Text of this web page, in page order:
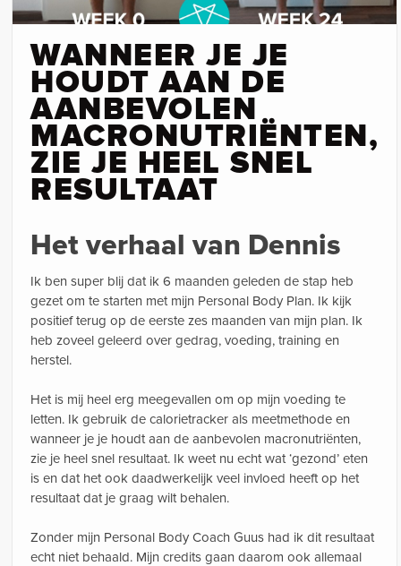
WANNEER JE JE
HOUDT AAN DE
AANBEVOLEN
MACRONUTRIËNTEN,
ZIE JE HEEL SNEL
RESULTAAT
Het verhaal van Dennis
Ik ben super blij dat ik 6 maanden geleden de stap heb
gezet om te starten met mijn Personal Body Plan. Ik kijk
positief terug op de eerste zes maanden van mijn plan. Ik
heb zoveel geleerd over gedrag, voeding, training en
herstel.
Het is mij heel erg meegevallen om op mijn voeding te
letten. Ik gebruik de calorietracker als meetmethode en
wanneer je je houdt aan de aanbevolen macronutriënten,
zie je heel snel resultaat. Ik weet nu echt wat ‘gezond’ eten
is en dat het ook daadwerkelijk veel invloed heeft op het
resultaat dat je graag wilt behalen.
Zonder mijn Personal Body Coach Guus had ik dit resultaat
echt niet behaald. Mijn credits gaan daarom ook allemaal